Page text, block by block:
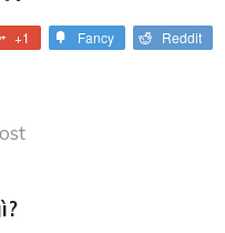
+1 Fancy
Reddit